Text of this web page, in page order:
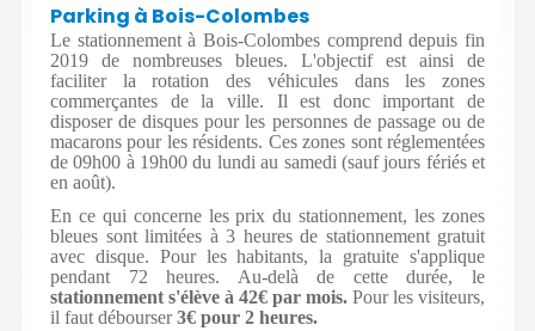
Parking à Bois-Colombes
Le stationnement à Bois-Colombes comprend depuis fin
2019 de nombreuses bleues. L'objectif est ainsi de
faciliter la rotation des véhicules dans les zones
commerçantes de la ville. Il est donc important de
disposer de disques pour les personnes de passage ou de
macarons pour les résidents. Ces zones sont réglementées
de 09h00 à 19h00 du lundi au samedi (sauf jours fériés et
en août).
En ce qui concerne les prix du stationnement, les zones
bleues sont limitées à 3 heures de stationnement gratuit
avec disque. Pour les habitants, la gratuite s'applique
pendant 72 heures. Au-delà de cette durée, le
stationnement s'élève à 42€ par mois. Pour les visiteurs,
il faut débourser3€ pour 2 heures.